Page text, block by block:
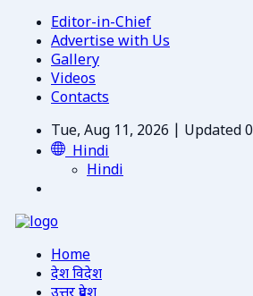
Editor-in-Chief
Advertise with Us
Gallery
Videos
Contacts
Tue, Aug 11, 2026 | Updated
Hindi
Hindi
Home
देश विदेश